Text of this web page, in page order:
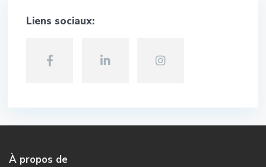
Liens sociaux:
À propos de